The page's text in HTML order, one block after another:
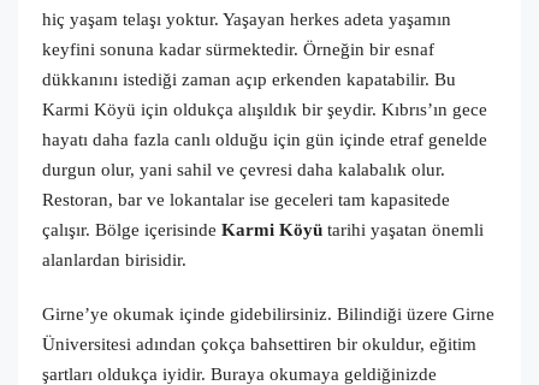
hiç yaşam telaşı yoktur. Yaşayan herkes adeta yaşamın
keyfini sonuna kadar sürmektedir. Örneğin bir esnaf
dükkanını istediği zaman açıp erkenden kapatabilir. Bu
Karmi Köyü için oldukça alışıldık bir şeydir. Kıbrıs’ın gece
hayatı daha fazla canlı olduğu için gün içinde etraf genelde
durgun olur, yani sahil ve çevresi daha kalabalık olur.
Restoran, bar ve lokantalar ise geceleri tam kapasitede
çalışır. Bölge içerisinde Karmi Köyü tarihi yaşatan önemli
alanlardan birisidir.
Girne’ye okumak içinde gidebilirsiniz. Bilindiği üzere Girne
Üniversitesi adından çokça bahsettiren bir okuldur, eğitim
şartları oldukça iyidir. Buraya okumaya geldiğinizde